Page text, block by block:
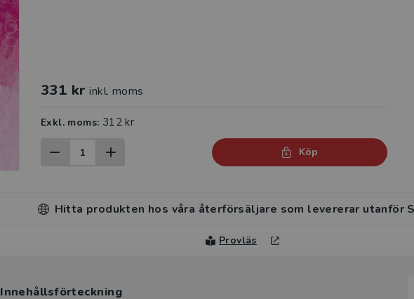
331 kr inkl. moms
Exkl. moms: 312 kr
Köp
Hitta produkten hos våra återförsäljare som levererar utanför
Provläs
Innehållsförteckning